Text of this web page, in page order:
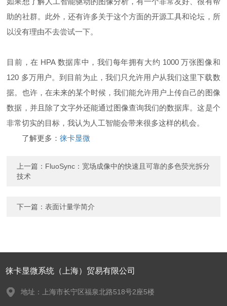
助的社群。此外，还有许多关于这个方面的开源工具和论坛，所
以没有理由不去尝试一下。
目前，在 HPA 数据库中，我们每年拥有大约 1000 万张图像和
120 多万用户。到目前为止，我们只允许用户从我们这里下载数
据。也许，在未来的某个时候，我们能允许用户上传自己的图像
数据，并且除了文字外还能通过图像查询我们的数据库。这是个
非常切实的目标，我认为人工智能会带来很多这样的机会。
了解更多：徕卡显微
上一篇： FluoSync：宽场成像中的快速且可靠的多色荧光拆分
技术
下一篇：表面计量学简介
徕卡显微系统（上海）贸易有限公司
地址：上海市长宁区福泉北路518号2座5楼